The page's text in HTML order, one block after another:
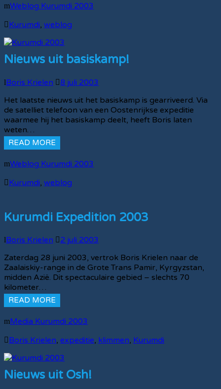
Weblog Kurumdi 2003
Kurumdi, weblog
Nieuws uit basiskamp!
Boris Krielen
8 juli 2003
Het laatste nieuws uit het basiskamp is gearriveerd. Via
de satelliet telefoon van een Oostenrijkse expeditie
waarmee hij het basiskamp deelt, heeft Boris laten
weten…
READ MORE
Weblog Kurumdi 2003
Kurumdi, weblog
Kurumdi Expedition 2003
Boris Krielen
2 juli 2003
Zaterdag 28 juni 2003, vertrok Boris Krielen naar de
Zaalaiskiy-range in de Grote Trans Pamir, Kyrgyzstan,
midden Azië. Dit spectaculaire gebied – slechts 70
kilometer…
READ MORE
Media Kurumdi 2003
Boris Krielen, expeditie, klimmen, Kurumdi
Nieuws uit Osh!